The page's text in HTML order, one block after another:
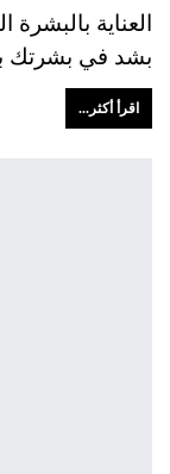
العناية
بشد في بشرتك
اقرأ أكثر...